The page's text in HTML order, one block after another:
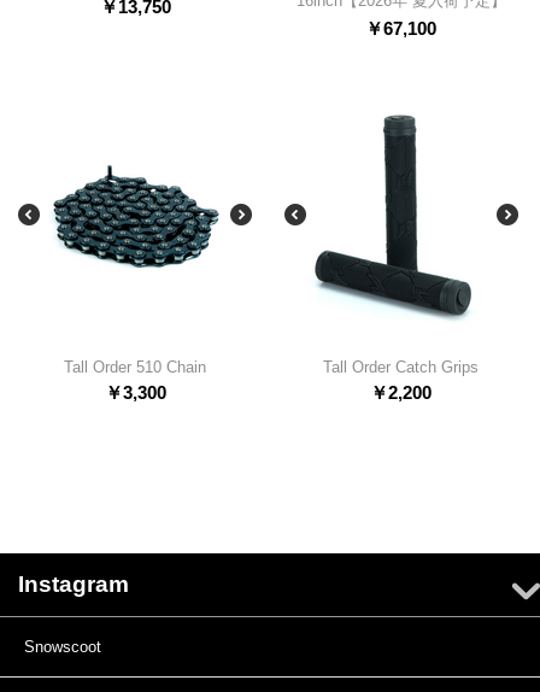
￥13,750
￥67,100
Tall Order 510 Chain
￥3,300
Tall Order Catch Grips
￥2,200
Instagram
Snowscoot